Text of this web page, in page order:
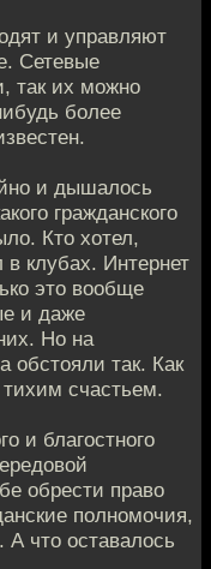
и управляют
Сетевые
так их можно
более
и дышалось
гражданского
Кто хотел,
клубах. Интернет
это вообще
и даже
Но на
обстояли так. Как
счастьем.
и благостного
обрести право
полномочия,
что оставалось